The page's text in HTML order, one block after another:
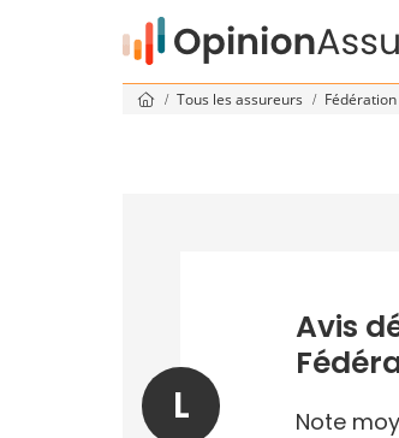
Tous les assureurs
L
Avis
Note